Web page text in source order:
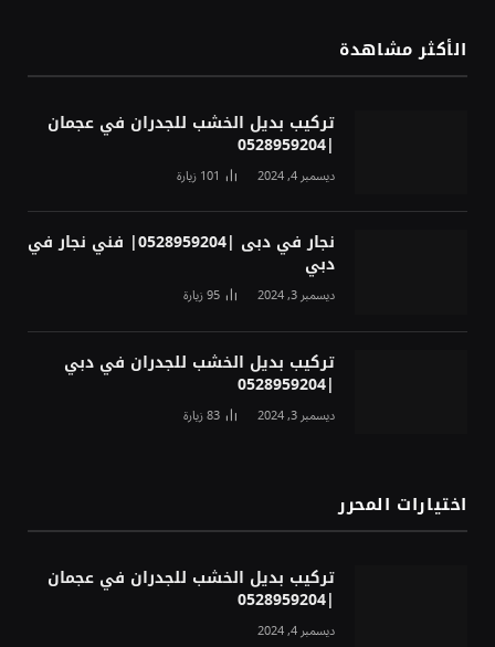
الأكثر مشاهدة
تركيب بديل الخشب للجدران في عجمان
|0528959204
ديسمبر 4, 2024 101زيارة
نجار في دبى |0528959204| فني نجار في
دبي
ديسمبر 3, 2024 95زيارة
تركيب بديل الخشب للجدران في دبي
|0528959204
ديسمبر 3, 2024 83زيارة
اختيارات المحرر
تركيب بديل الخشب للجدران في عجمان
|0528959204
ديسمبر 4, 2024